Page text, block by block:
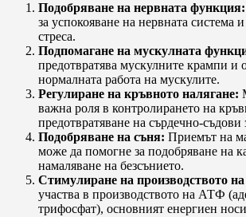
Подобряване на нервната функция:
за успокояване на нервната система
стреса.
Подпомагане на мускулната
предотвратява мускулните крампи и
нормалната работа на мускулите.
Регулиране на кръвното налягане:
важна роля в контролирането на
предотвратяване на сърдечно-съдови
Подобряване на съня: Приемът на
може да помогне за подобряване на
намаляване на безсънието.
Стимулиране на производството на
участва в производството на АТФ
трифосфат), основният енергиен